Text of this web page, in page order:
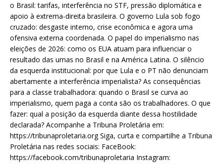
o Brasil: tarifas, interferência no STF, pressão diplomática e
apoio à extrema-direita brasileira. O governo Lula sob fogo
cruzado: desgaste interno, crise econômica e agora uma
ofensiva externa coordenada. O papel do imperialismo nas
eleições de 2026: como os EUA atuam para influenciar o
resultado das urnas no Brasil e na América Latina. O silêncio
da esquerda institucional: por que Lula e o PT não denunciam
abertamente a interferência imperialista? As consequências
para a classe trabalhadora: quando o Brasil se curva ao
imperialismo, quem paga a conta são os trabalhadores. O que
fazer: qual a posição da esquerda diante dessa hostilidade
declarada? Acompanhe a Tribuna Proletária em:
https://tribunaproletaria.org Siga, curta e compartilhe a Tribuna
Proletária nas redes sociais: FaceBook:
https://facebook.com/tribunaproletaria Instagram: